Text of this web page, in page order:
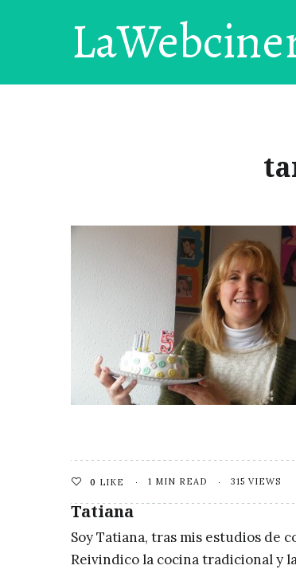
0 LIKE 1 MIN READ 315 VIEWS
Tatiana
Soy Tatiana, tras mis estudios de
Reivindico la cocina tradicional y